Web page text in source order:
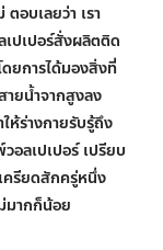
อบเลยว่า เรา
เปเปอร์สั่งผลิตติด
ยการได้มองสิ่งที่
ายน้ำจากสูงลง
ห้ร่างกายรับรู้ถึง
ลเปเปอร์ เปรียบ
ครียดสักครู่หนึ่ง
มากก็น้อย